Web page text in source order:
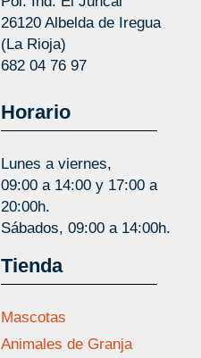
26120 Albelda de Iregua
(La Rioja)
682 04 76 97
Horario
Lunes a viernes,
09:00 a 14:00 y 17:00 a
20:00h.
Sábados, 09:00 a 14:00h.
Tienda
Mascotas
Animales de Granja